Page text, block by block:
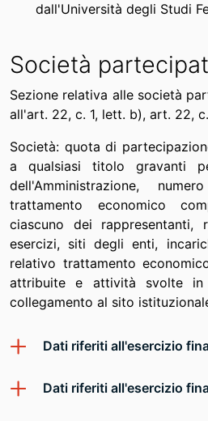
dall'Università degli Studi
Società
Sezione relativa alle società
all'art. 22, c. 1, lett. b), art. 22,
Società: quota di
a qualsiasi titolo gravanti
dell'Amministrazione,
trattamento economico
ciascuno dei
esercizi, siti degli enti,
relativo trattamento
attribuite e attività svolte in
collegamento al sito
Dati riferiti all'esercizio
Dati riferiti all'esercizio